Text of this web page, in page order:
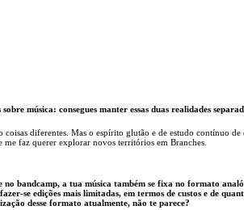
música: consegues manter essas duas realidades
coisas diferentes. Mas o espírito glutão e de estudo contínuo
me faz querer explorar novos territórios em Branches.
bandcamp, a tua música também se fixa no formato
se edições mais limitadas, em termos de custos e de
desse formato atualmente, não te parece?